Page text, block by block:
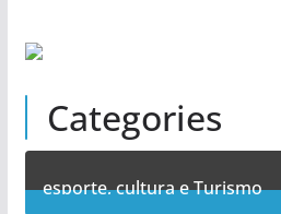
Categories
esporte, cultura e Turismo